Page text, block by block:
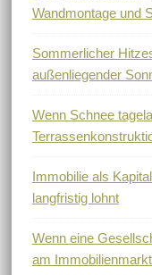
Wandmontage und
Sommerlicher
außenliegender
Wenn Schnee
Immobilie als
langfristig lohnt
Wenn eine
am